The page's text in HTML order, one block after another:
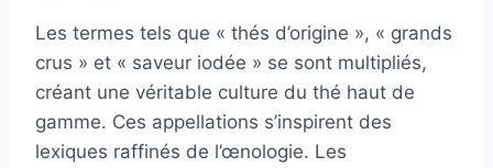
Les termes tels que « thés d’origine », « grands
crus » et « saveur iodée » se sont multipliés,
créant une véritable culture du thé haut de
gamme. Ces appellations s’inspirent des
lexiques raffinés de l’œnologie. Les